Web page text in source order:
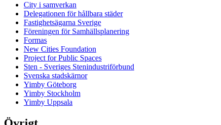
City i samverkan
Delegationen för hållbara städer
Fastighetsägarna Sverige
Föreningen för Samhällsplanering
Formas
New Cities Foundation
Project for Public Spaces
Sten - Sveriges Stenindustriförbund
Svenska stadskärnor
Yimby Göteborg
Yimby Stockholm
Yimby Uppsala